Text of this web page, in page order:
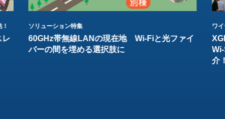
レ
ソリューション特集
60GHz帯無線LANの現在地 Wi-Fiと光ファイ
バーの間を埋める選択肢に
ワ
介